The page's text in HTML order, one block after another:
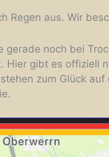
Regen aus. Wir
noch bei
Hier gibt es offiziell
zum Glück